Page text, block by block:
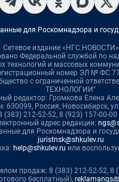
для Роскомнадзора и
Сетевое издание
Федеральной службой по
технологий и массовых
номер ЭЛ № ФС
с ограниченной
ТЕХНОЛОГИИ"
редактор: Громкова Елена
630099, Россия, Новосибирск,
(383) 212-52-52, 8 (923) 157-00-00
адрес редакции:
для Роскомнадзора и
juristnsk@shkulev.ru
help@shkulev.ru или
продаж: 8 (383) 212-52-52, 8
бесплатный),